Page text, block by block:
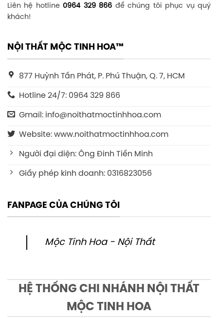
Liên hệ hotline 0964 329 866 để chúng tôi phục vụ quý
khách!
NỘI THẤT MỘC TINH HOA™
877 Huỳnh Tấn Phát, P. Phú Thuận, Q. 7, HCM
Hotline 24/7: 0964 329 866
Gmail: info@noithatmoctinhhoa.com
Website: www.noithatmoctinhhoa.com
Người đại diện: Ông Đinh Tiến Minh
Giấy phép kinh doanh: 0316823056
FANPAGE CỦA CHÚNG TÔI
Mộc Tinh Hoa - Nội Thất
HỆ THỐNG CHI NHÁNH NỘI THẤT
MỘC TINH HOA